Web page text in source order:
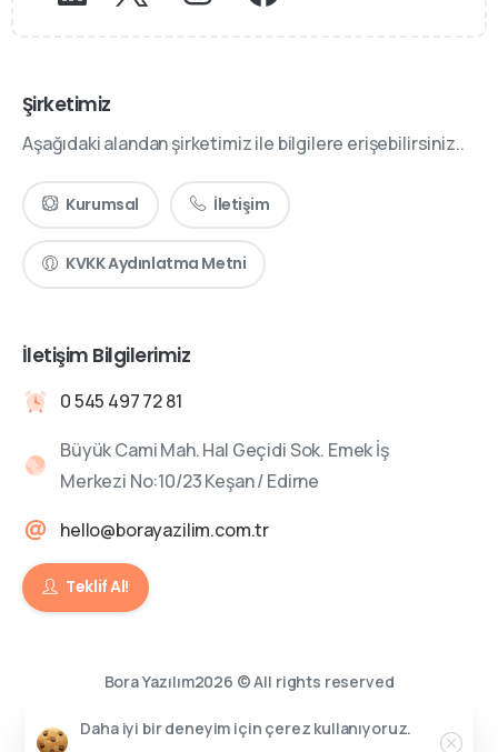
Şirketimiz
Aşağıdaki alandan şirketimiz ile bilgilere erişebilirsiniz..
Kurumsal İletişim
KVKK Aydınlatma Metni
İletişim Bilgilerimiz
0 545 497 72 81
Büyük Cami Mah. Hal Geçidi Sok. Emek İş
Merkezi No:10/23 Keşan / Edirne
hello@borayazilim.com.tr
Teklif Al!
Bora Yazılım2026 © All rights reserved
Daha iyi bir deneyim için çerez kullanıyoruz.